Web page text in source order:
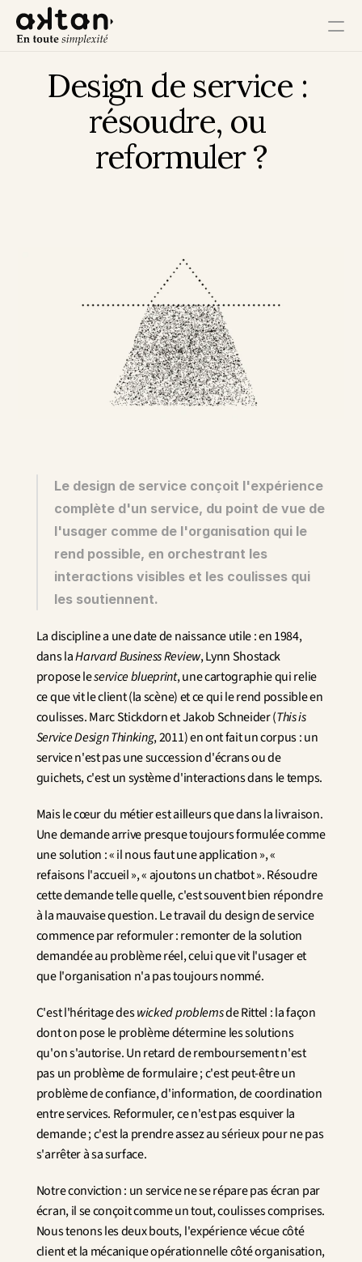
Formation
Sciences humaines et sociales
Intelligence artificielle
Aérospatial
Défense
Santé & Care
Immobilier
Banque et Assurance
Mobilité et Transport
Énergie
Territoires & Place Making
Design de service :
résoudre, ou
reformuler ?
Le design de service conçoit l'expérience
complète d'un service, du point de vue de
l'usager comme de l'organisation qui le
rend possible, en orchestrant les
interactions visibles et les coulisses qui
les soutiennent.
La discipline a une date de naissance utile : en 1984,
dans la Harvard Business Review, Lynn Shostack
propose le service blueprint, une cartographie qui relie
ce que vit le client (la scène) et ce qui le rend possible en
coulisses. Marc Stickdorn et Jakob Schneider (This is
Service Design Thinking, 2011) en ont fait un corpus : un
service n'est pas une succession d'écrans ou de
guichets, c'est un système d'interactions dans le temps.
Mais le cœur du métier est ailleurs que dans la livraison.
Une demande arrive presque toujours formulée comme
une solution : « il nous faut une application », «
refaisons l'accueil », « ajoutons un chatbot ». Résoudre
cette demande telle quelle, c'est souvent bien répondre
à la mauvaise question. Le travail du design de service
commence par reformuler : remonter de la solution
demandée au problème réel, celui que vit l'usager et
que l'organisation n'a pas toujours nommé.
C'est l'héritage des wicked problems de Rittel : la façon
dont on pose le problème détermine les solutions
qu'on s'autorise. Un retard de remboursement n'est
pas un problème de formulaire ; c'est peut-être un
problème de confiance, d'information, de coordination
entre services. Reformuler, ce n'est pas esquiver la
demande ; c'est la prendre assez au sérieux pour ne pas
s'arrêter à sa surface.
Notre conviction : un service ne se répare pas écran par
écran, il se conçoit comme un tout, coulisses comprises.
Nous tenons les deux bouts, l'expérience vécue côté
client et la mécanique opérationnelle côté organisation,